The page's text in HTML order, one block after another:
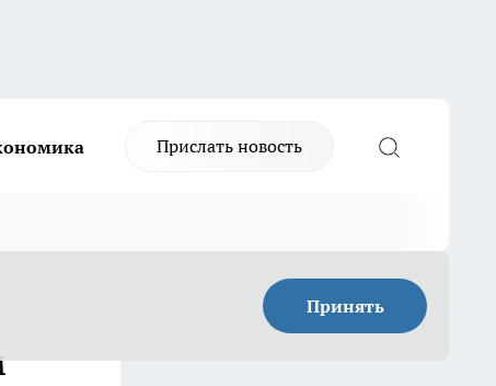
Прислать новость
Принять